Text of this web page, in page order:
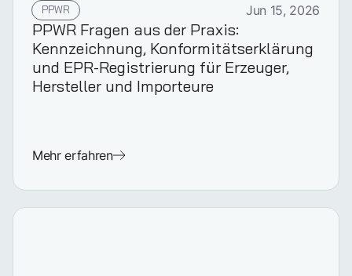
PPWR Jun 15, 2026
PPWR Fragen aus der Praxis:
Kennzeichnung, Konformitätserklärung
und EPR-Registrierung für Erzeuger,
Hersteller und Importeure
Mehr erfahren